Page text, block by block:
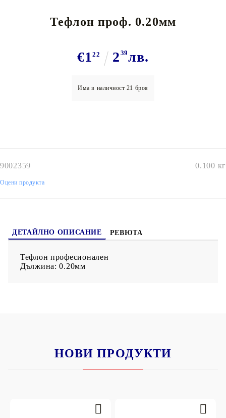
Тефлон проф. 0.20мм
€122 2 39лв.
Има в наличност 21 броя
9002359 0.100 кг
Оцени продукта
ДЕТАЙЛНО ОПИСАНИЕ РЕВЮТА
Тефлон професионален
Дължина: 0.20мм
НОВИ ПРОДУКТИ